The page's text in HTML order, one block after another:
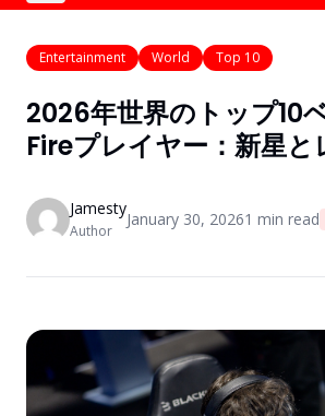
Entertainment World Top 10
2026年世界のトップ10
Fireプレイヤー：新星と
Jamesty
Author
January 30, 20261 min read